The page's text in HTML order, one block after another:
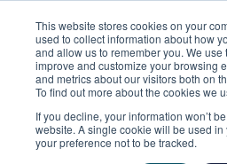
This website stores cookies on your
used to collect information about how
and allow us to remember you. We
improve and customize your browsing
and metrics about our visitors both on
To find out more about the cookies we
If you decline, your information won’t
website. A single cookie will be used
your preference not to be tracked.